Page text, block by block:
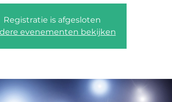
Registratie is afgesloten
evenementen bekijken